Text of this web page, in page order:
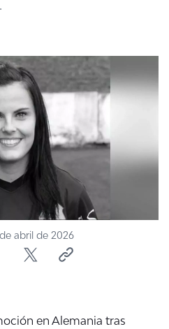
abril de 2026
en Alemania tras